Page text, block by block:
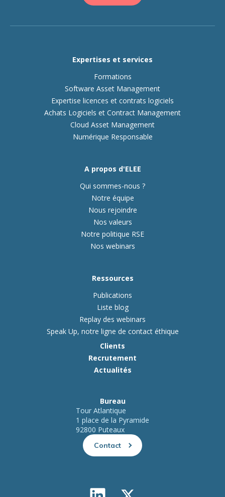
Expertises et services
Formations
Software Asset Management
Expertise licences et contrats logiciels
Achats Logiciels et Contract Management
Cloud Asset Management
Numérique Responsable
A propos d'ELEE
Qui sommes-nous ?
Notre équipe
Nous rejoindre
Nos valeurs
Notre politique RSE
Nos webinars
Ressources
Publications
Liste blog
Replay des webinars
Speak Up, notre ligne de contact éthique
Clients
Recrutement
Actualités
Bureau
Tour Atlantique
1 place de la Pyramide
92800 Puteaux
Contact